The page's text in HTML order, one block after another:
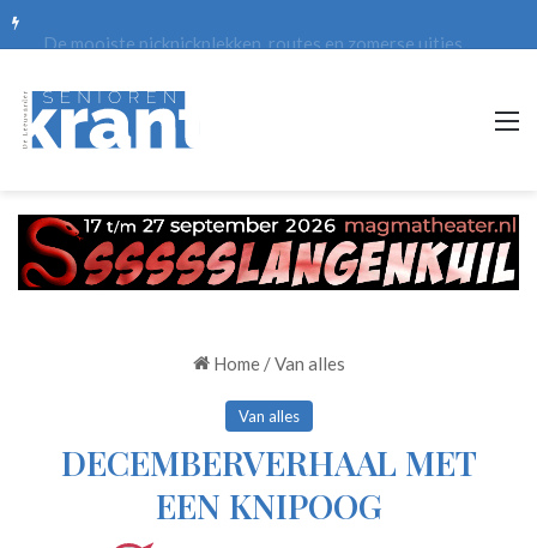
Home /Van alles
Van alles
DECEMBERVERHAAL MET
EEN KNIPOOG